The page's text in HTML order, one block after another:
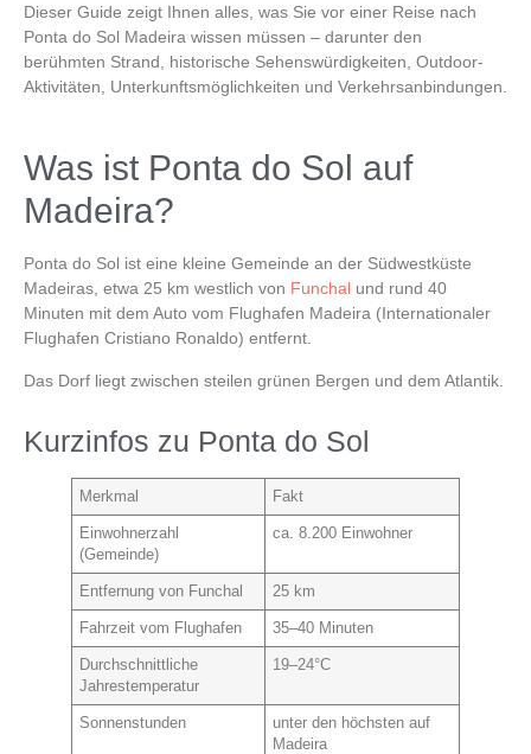
Dieser Guide zeigt Ihnen alles, was Sie vor einer Reise nach
Ponta do Sol Madeira wissen müssen – darunter den
berühmten Strand, historische Sehenswürdigkeiten, Outdoor-
Aktivitäten, Unterkunftsmöglichkeiten und Verkehrsanbindungen.
Was ist Ponta do Sol auf
Madeira?
Ponta do Sol ist eine kleine Gemeinde an der Südwestküste
Madeiras, etwa 25 km westlich von Funchal und rund 40
Minuten mit dem Auto vom Flughafen Madeira (Internationaler
Flughafen Cristiano Ronaldo) entfernt.
Das Dorf liegt zwischen steilen grünen Bergen und dem Atlantik.
Kurzinfos zu Ponta do Sol
Merkmal Fakt
Einwohnerzahl
(Gemeinde)
ca. 8.200 Einwohner
Entfernung von Funchal 25 km
Fahrzeit vom Flughafen 35–40 Minuten
Durchschnittliche
Jahrestemperatur
19–24°C
Sonnenstunden
unter den höchsten auf
Madeira